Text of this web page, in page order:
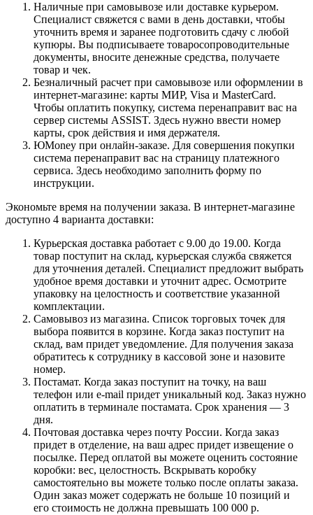
Наличные при самовывозе или доставке курьером.
Специалист свяжется с вами в день доставки, чтобы
уточнить время и заранее подготовить сдачу с любой
купюры. Вы подписываете товаросопроводительные
документы, вносите денежные средства, получаете
товар и чек.
Безналичный расчет при самовывозе или оформлении в
интернет-магазине: карты МИР, Visa и MasterCard.
Чтобы оплатить покупку, система перенаправит вас на
сервер системы ASSIST. Здесь нужно ввести номер
карты, срок действия и имя держателя.
ЮMoney при онлайн-заказе. Для совершения покупки
система перенаправит вас на страницу платежного
сервиса. Здесь необходимо заполнить форму по
инструкции.
Экономьте время на получении заказа. В интернет-магазине
доступно 4 варианта доставки:
Курьерская доставка работает с 9.00 до 19.00. Когда
товар поступит на склад, курьерская служба свяжется
для уточнения деталей. Специалист предложит выбрать
удобное время доставки и уточнит адрес. Осмотрите
упаковку на целостность и соответствие указанной
комплектации.
Самовывоз из магазина. Список торговых точек для
выбора появится в корзине. Когда заказ поступит на
склад, вам придет уведомление. Для получения заказа
обратитесь к сотруднику в кассовой зоне и назовите
номер.
Постамат. Когда заказ поступит на точку, на ваш
телефон или e-mail придет уникальный код. Заказ нужно
оплатить в терминале постамата. Срок хранения — 3
дня.
Почтовая доставка через почту России. Когда заказ
придет в отделение, на ваш адрес придет извещение о
посылке. Перед оплатой вы можете оценить состояние
коробки: вес, целостность. Вскрывать коробку
самостоятельно вы можете только после оплаты заказа.
Один заказ может содержать не больше 10 позиций и
его стоимость не должна превышать 100 000 р.